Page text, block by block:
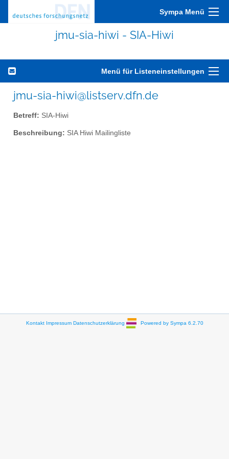
Sympa Menü
jmu-sia-hiwi - SIA-Hiwi
Menü für Listeneinstellungen
jmu-sia-hiwi@listserv.dfn.de
Betreff: SIA-Hiwi
Beschreibung: SIA Hiwi Mailingliste
Kontakt Impressum Datenschutzerklärung Powered by Sympa 6.2.70